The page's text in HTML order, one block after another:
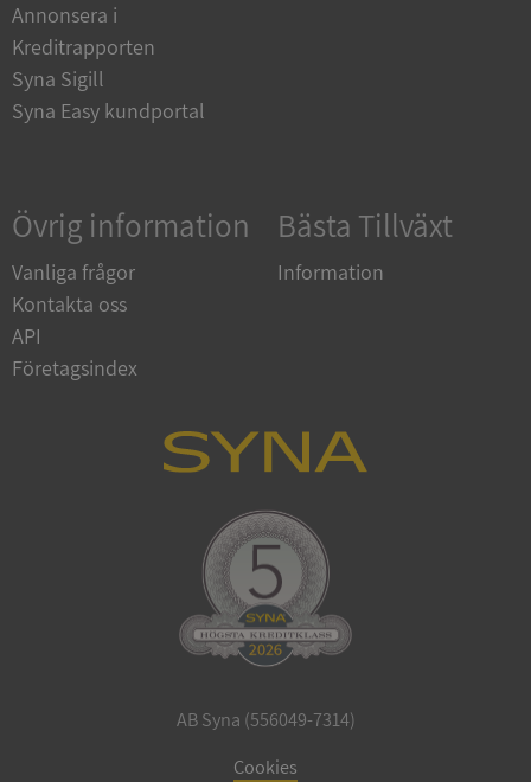
Annonsera i
Kreditrapporten
Syna Sigill
Syna Easy kundportal
Övrig information
Vanliga frågor
Kontakta oss
API
Företagsindex
Bästa Tillväxt
Information
AB Syna (556049-7314)
Cookies
VISITOR_PRIVACY_METADATA
ASP.NET_SessionId
Microsoft
Corporation
de.syna.se
Google